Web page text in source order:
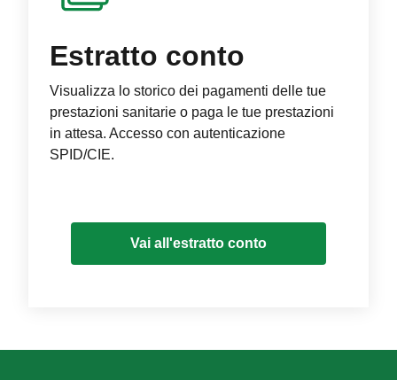
Estratto conto
Visualizza lo storico dei pagamenti delle tue
prestazioni sanitarie o paga le tue prestazioni
in attesa. Accesso con autenticazione
SPID/CIE.
Vai all'estratto conto